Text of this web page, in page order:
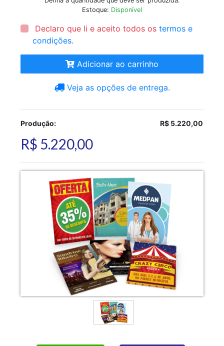
Estoque: Disponível
Declaro que li e aceito todos ostermos e
condições.
Adicionar ao carrinho
Veja as opções de entrega.
Produção: R$ 5.220,00
R$ 5.220,00